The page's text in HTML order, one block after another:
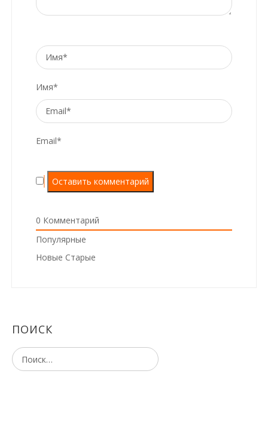
Имя*
Email*
0 Комментарий
Популярные
Новые Старые
ПОИСК